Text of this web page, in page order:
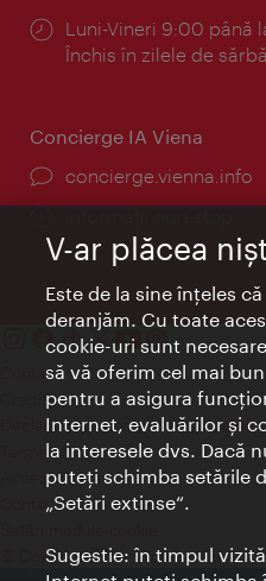
Program:
Luni-Vineri 9:00 până
Închis în zilele de
Concierge IA Viena
concierge.vienna.info
Contact
Credits
Declaraţie privind protecţia datelor
Terms of Use
Accesibilitate
Contact presa
© Copyright Wien Tourismus
V-ar plăcea
Este de la sine înţeles
deranjăm. Cu toate
cookie-uri sunt
să vă oferim cel mai
pentru a asigura
Internet, evaluărilor şi
la interesele dvs. Dacă
puteţi schimba setările
„Setări extinse“.
Sugestie: în timpul